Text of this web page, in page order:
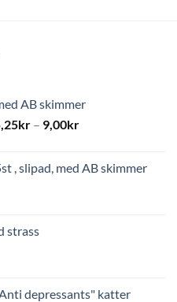
AB skimmer
kr– 9,00kr
, slipad, med AB skimmer
strass
depressants" katter